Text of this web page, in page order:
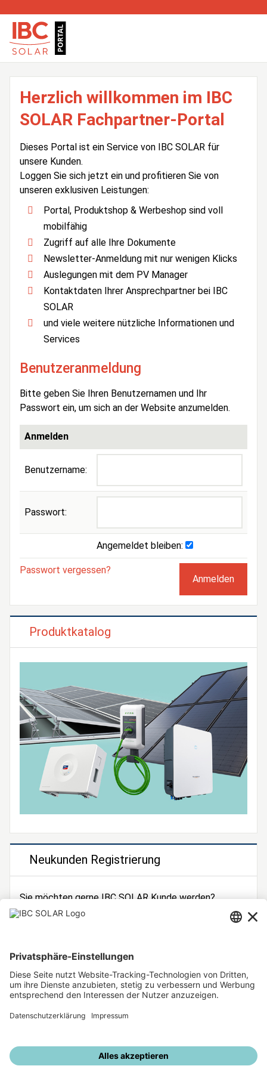
Herzlich willkommen im IBC
SOLAR Fachpartner-Portal
Dieses Portal ist ein Service von IBC SOLAR für
unsere Kunden.
Loggen Sie sich jetzt ein und profitieren Sie von
unseren exklusiven Leistungen:
Portal, Produktshop & Werbeshop sind voll
mobilfähig
Zugriff auf alle Ihre Dokumente
Newsletter-Anmeldung mit nur wenigen Klicks
Auslegungen mit dem PV Manager
Kontaktdaten Ihrer Ansprechpartner bei IBC
SOLAR
und viele weitere nützliche Informationen und
Services
Benutzeranmeldung
Bitte geben Sie Ihren Benutzernamen und Ihr
Passwort ein, um sich an der Website anzumelden.
Anmelden
Benutzername:
Passwort:
Angemeldet bleiben:
Passwort vergessen?
Produktkatalog
Neukunden Registrierung
Sie möchten gerne IBC SOLAR Kunde werden?
Dann registrieren Sie sich jetzt!
Unsere weiteren Angebote
IBC SOLAR Webseite